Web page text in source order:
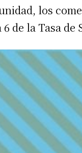
los
de la Tasa de